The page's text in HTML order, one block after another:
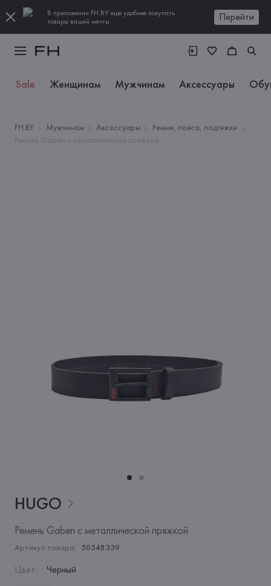
В приложении FH.BY еще удобнее покупать
товары вашей мечты
Перейти
Sale Женщинам Мужчинам Аксессуары
FH.BY Мужчинам Аксессуары
Ремни, пояса, подтяжки
Ремень Gaben с металлической пряжкой
HUGO
Ремень Gaben с металлической пряжкой
Артикул товара: 50548339
Цвет: Черный